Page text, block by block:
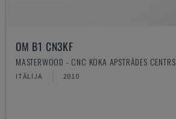
OM B1 CN3KF
MASTERWOOD - CNC KOKA APSTRĀDES CENTRS
ITĀLIJA 2010